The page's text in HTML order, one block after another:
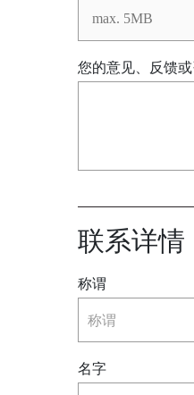
您的意见、反馈或
联系详情
称谓
称谓
名字